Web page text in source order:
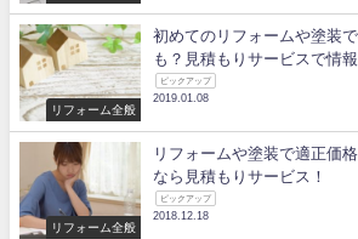
リフォーム全般
初めてのリフォームや塗装
も？見積もりサービスで情
ピックアップ
2019.01.08
リフォーム全般
リフォームや塗装で適正価
なら見積もりサービス！
ピックアップ
2018.12.18